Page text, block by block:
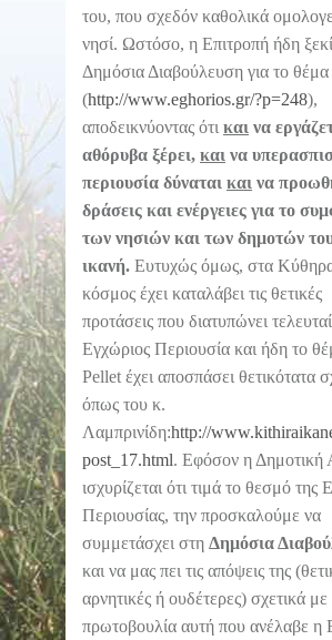
του, που σχεδόν καθολικά
νησί. Ωστόσο, η Επιτροπή ήδη
Δημόσια Διαβούλευση για το
(http://www.eghorios.gr/?p=248),
αποδεικνύοντας ότι και να
αθόρυβα ξέρει, και να
περιουσία δύναται και να
δράσεις και ενέργειες για το
των νησιών και των δημοτών
ικανή. Ευτυχώς όμως, στα
κόσμος έχει καταλάβει τις θετικές
προτάσεις που διατυπώνει
Εγχώριος Περιουσία και ήδη το
Pellet έχει αποσπάσει θετικότατα
όπως του κ.
Λαμπρινίδη:http://
post_17.html. Εφόσον η Δημοτική
ισχυρίζεται ότι τιμά το θεσμό της
Περιουσίας, την προσκαλούμε να
συμμετάσχει στη Δημόσια
και να μας πει τις απόψεις της
αρνητικές ή ουδέτερες) σχετικά με
πρωτοβουλία αυτή που ανέλαβε η